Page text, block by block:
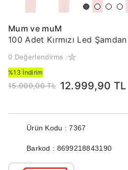
Mum ve muM
100 Adet Kırmızı Led
0 Değerlendirme :
%13 İndirim
15.000,00 TL 12.999,90 TL
Ürün Kodu : 7367
Barkod : 8699218843190